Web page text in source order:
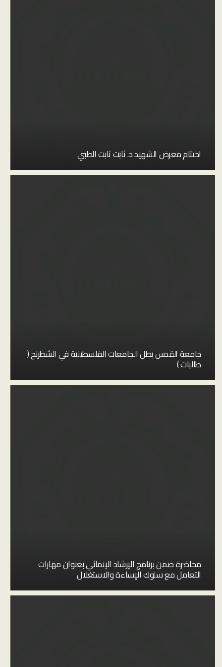
اختتام معرض الشهيد د. ثابت ثابت الطبي
جامعة القدس بطل الجامعات الفلسطينية في الشطرنج (
طالبات )
محاضرة ضمن برنامج الإرشاد الإنمائي بعنوان مهارات
التعامل مع سلوك الإساءة والاستغلال